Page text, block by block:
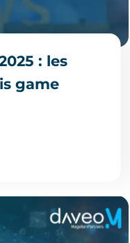
: les
game